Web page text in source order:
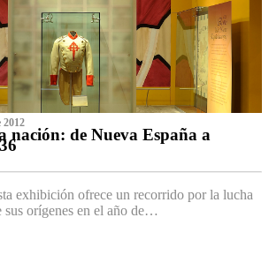
2012
nación: de Nueva España a
exhibición ofrece un recorrido por la lucha
sus orígenes en el año de…